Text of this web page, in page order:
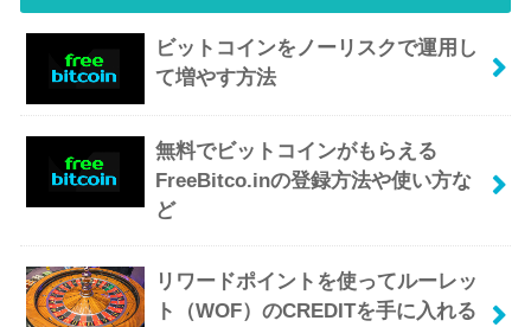
ビットコインをノーリスクで運用し
て増やす方法
無料でビットコインがもらえる
FreeBitco.inの登録方法や使い方な
ど
リワードポイントを使ってルーレッ
ト（WOF）のCREDITを手に入れる